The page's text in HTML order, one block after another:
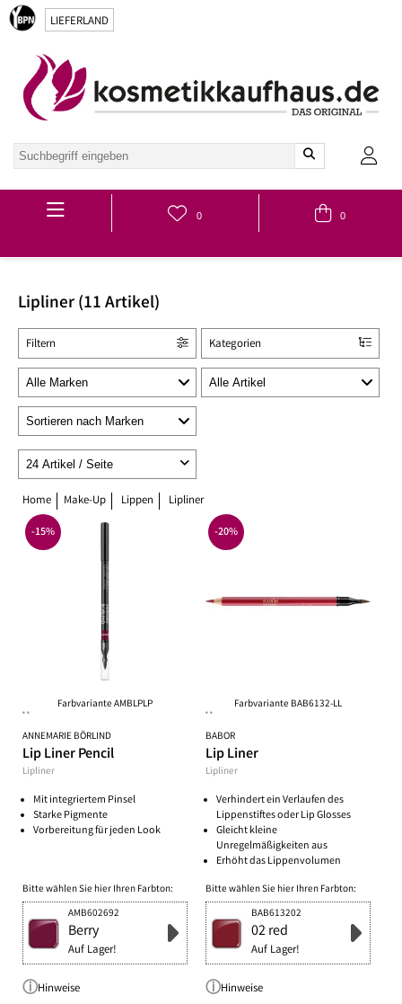
LIEFERLAND
Hauptmenü
0 0
Lipliner (11 Artikel)
Kategorien
Filtern
Home Make-Up Lippen Lipliner
Farbvariante AMBLPLP
**
ANNEMARIE BÖRLIND
Lip Liner Pencil
Lipliner
Mit integriertem Pinsel
Starke Pigmente
Vorbereitung für jeden Look
Bitte wählen Sie hier Ihren Farbton:
AMB602692
Berry
Auf Lager!
Hinweise
-15%
Farbvariante BAB6132-LL
**
BABOR
Lip Liner
Lipliner
Verhindert ein Verlaufen des
Lippenstiftes oder Lip Glosses
Gleicht kleine
Unregelmäßigkeiten aus
Erhöht das Lippenvolumen
Bitte wählen Sie hier Ihren Farbton:
BAB613202
02 red
Auf Lager!
Hinweise
-20%